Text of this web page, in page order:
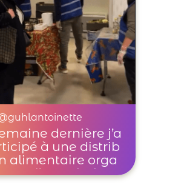
dernière j’a
à une distrib
alimentaire orga
par l’association